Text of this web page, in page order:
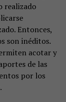
realizado
Entonces,
son inéditos.
acotar y
de las
por los